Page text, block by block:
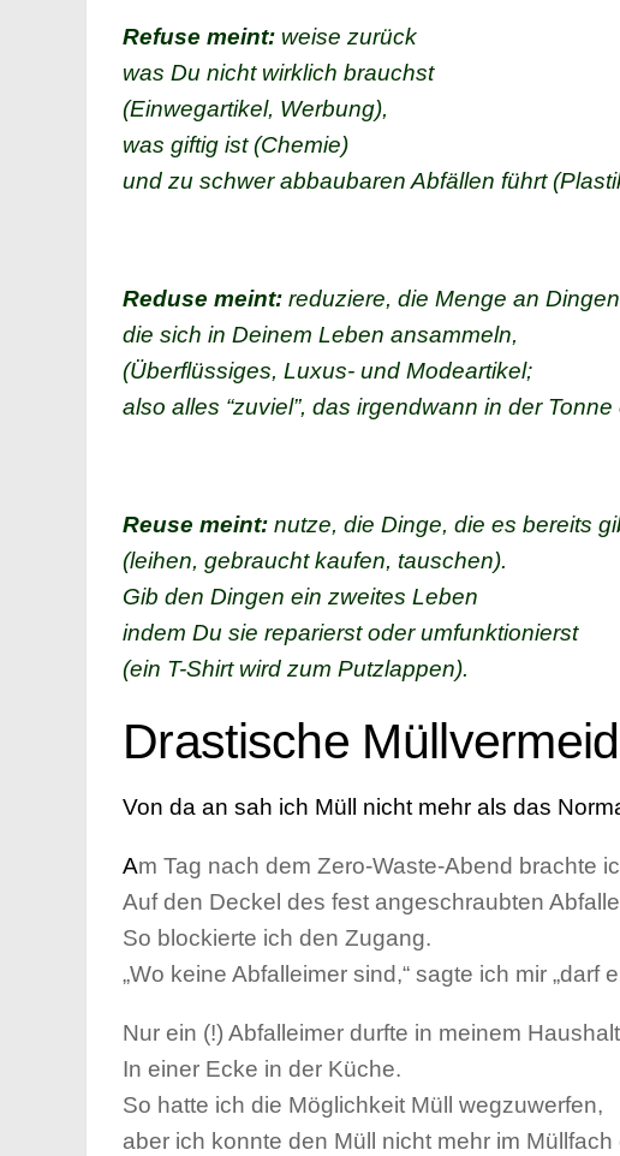
Refuse meint: weise zurück
was Du nicht wirklich brauchst
(Einwegartikel, Werbung),
was giftig ist (Chemie)
und zu schwer abbaubaren Abfällen führt
Reduse meint: reduziere, die Menge an
die sich in Deinem Leben ansammeln,
(Überflüssiges, Luxus- und Modeartikel;
also alles “zuviel”, das irgendwann in der Tonne
Reuse meint: nutze, die Dinge, die es bereits
(leihen, gebraucht kaufen, tauschen).
Gib den Dingen ein zweites Leben
indem Du sie reparierst oder umfunktionierst
(ein T-Shirt wird zum Putzlappen).
Drastische
Von da an sah ich Müll nicht mehr als das
Am Tag nach dem Zero-Waste-Abend brachte
Auf den Deckel des fest angeschraubten
So blockierte ich den Zugang.
„Wo keine Abfalleimer sind,“ sagte ich mir „darf
Nur ein (!) Abfalleimer durfte in meinem
In einer Ecke in der Küche.
So hatte ich die Möglichkeit Müll wegzuwerfen,
aber ich konnte den Müll nicht mehr im